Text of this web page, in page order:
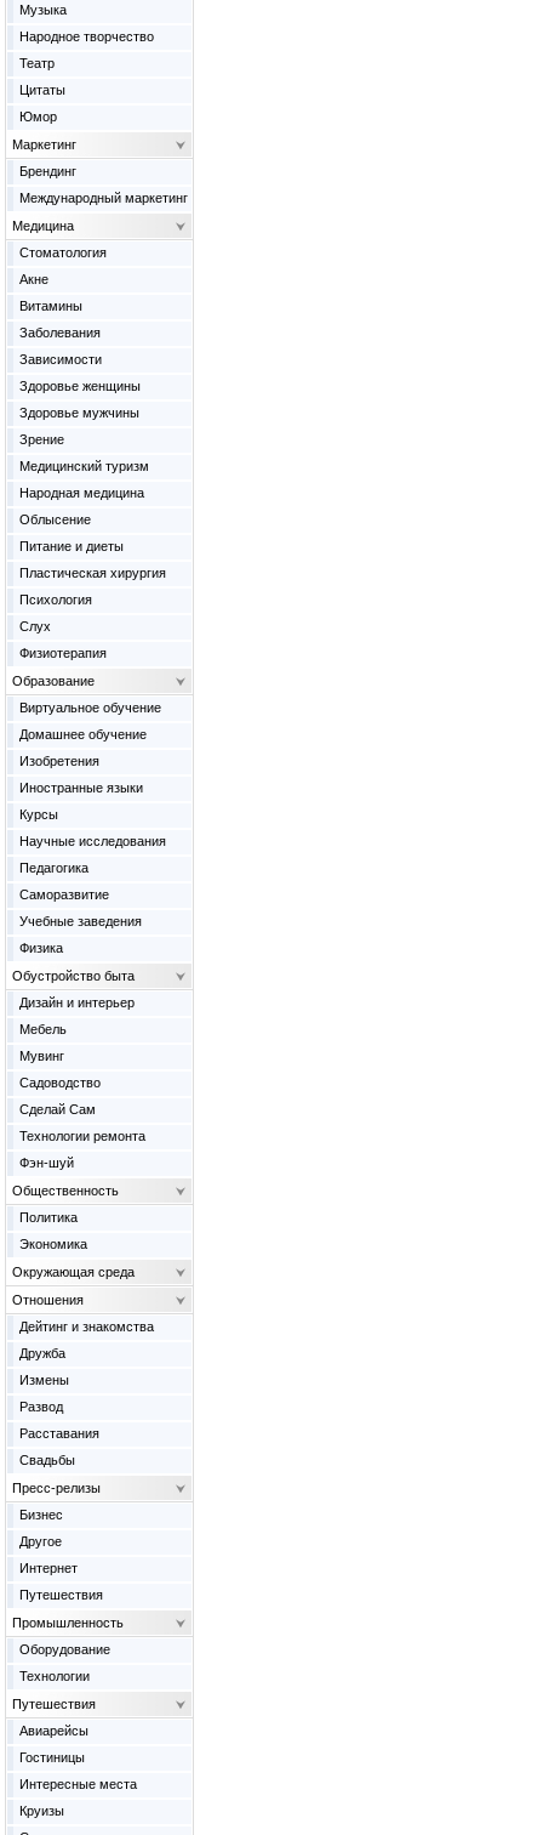
Музыка
Народное творчество
Театр
Цитаты
Юмор
Маркетинг
Брендинг
Международный маркетинг
Медицина
Cтоматология
Акне
Витамины
Заболевания
Зависимости
Здоровье женщины
Здоровье мужчины
Зрение
Медицинский туризм
Народная медицина
Облысение
Питание и диеты
Пластическая хирургия
Психология
Слух
Физиотерапия
Образование
Виртуальное обучение
Домашнее обучение
Изобретения
Иностранные языки
Курсы
Научные исследования
Педагогика
Саморазвитие
Учебные заведения
Физика
Обустройство быта
Дизайн и интерьер
Мебель
Мувинг
Садоводство
Сделай Сам
Технологии ремонта
Фэн-шуй
Общественность
Политика
Экономика
Окружающая среда
Отношения
Дейтинг и знакомства
Дружба
Измены
Развод
Расставания
Свадьбы
Пресс-релизы
Бизнес
Другое
Интернет
Путешествия
Промышленность
Оборудование
Технологии
Путешествия
Авиарейсы
Гостиницы
Интересные места
Круизы